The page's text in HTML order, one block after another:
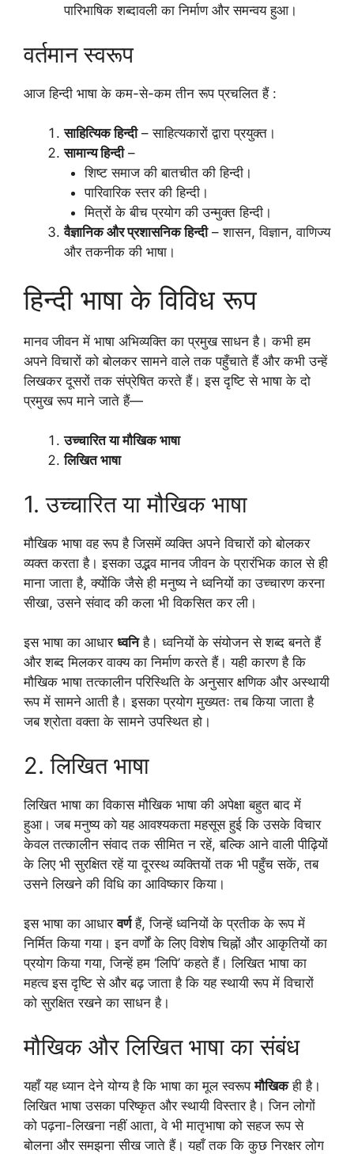
पारिभाषिक शब्दावली का निर्माण और समन्वय हुआ।
वर्तमान स्वरूप
आज हिन्दी भाषा के कम-से-कम तीन रूप प्रचलित हैं :
साहित्यिक हिन्दी– साहित्यकारों द्वारा प्रयुक्त।
सामान्य हिन्दी–
शिष्ट समाज की बातचीत की हिन्दी।
पारिवारिक स्तर की हिन्दी।
मित्रों के बीच प्रयोग की उन्मुक्त हिन्दी।
वैज्ञानिक और प्रशासनिक हिन्दी– शासन, विज्ञान, वाणिज्य
और तकनीक की भाषा।
हिन्दी भाषा के विविध रूप
मानव जीवन में भाषा अभिव्यक्ति का प्रमुख साधन है। कभी हम
अपने विचारों को बोलकर सामने वाले तक पहुँचाते हैं और कभी उन्हें
लिखकर दूसरों तक संप्रेषित करते हैं। इस दृष्टि से भाषा के दो
प्रमुख रूप माने जाते हैं—
उच्चारित या मौखिक भाषा
लिखित भाषा
1. उच्चारित या मौखिक भाषा
मौखिक भाषा वह रूप है जिसमें व्यक्ति अपने विचारों को बोलकर
व्यक्त करता है। इसका उद्भव मानव जीवन के प्रारंभिक काल से ही
माना जाता है, क्योंकि जैसे ही मनुष्य ने ध्वनियों का उच्चारण करना
सीखा, उसने संवाद की कला भी विकसित कर ली।
इस भाषा का आधार ध्वनिहै। ध्वनियों के संयोजन से शब्द बनते हैं
और शब्द मिलकर वाक्य का निर्माण करते हैं। यही कारण है कि
मौखिक भाषा तत्कालीन परिस्थिति के अनुसार क्षणिक और अस्थायी
रूप में सामने आती है। इसका प्रयोग मुख्यतः तब किया जाता है
जब श्रोता वक्ता के सामने उपस्थित हो।
2. लिखित भाषा
लिखित भाषा का विकास मौखिक भाषा की अपेक्षा बहुत बाद में
हुआ। जब मनुष्य को यह आवश्यकता महसूस हुई कि उसके विचार
केवल तत्कालीन संवाद तक सीमित न रहें, बल्कि आने वाली पीढ़ियों
के लिए भी सुरक्षित रहें या दूरस्थ व्यक्तियों तक भी पहुँच सकें, तब
उसने लिखने की विधि का आविष्कार किया।
इस भाषा का आधारवर्णहैं, जिन्हें ध्वनियों के प्रतीक के रूप में
निर्मित किया गया। इन वर्णों के लिए विशेष चिह्नों और आकृतियों का
प्रयोग किया गया, जिन्हें हम ‘लिपि’ कहते हैं। लिखित भाषा का
महत्व इस दृष्टि से और बढ़ जाता है कि यह स्थायी रूप में विचारों
को सुरक्षित रखने का साधन है।
मौखिक और लिखित भाषा का संबंध
यहाँ यह ध्यान देने योग्य है कि भाषा का मूल स्वरूपमौखिकही है।
लिखित भाषा उसका परिष्कृत और स्थायी विस्तार है। जिन लोगों
को पढ़ना-लिखना नहीं आता, वे भी मातृभाषा को सहज रूप से
बोलना और समझना सीख जाते हैं। यहाँ तक कि कुछ निरक्षर लोग